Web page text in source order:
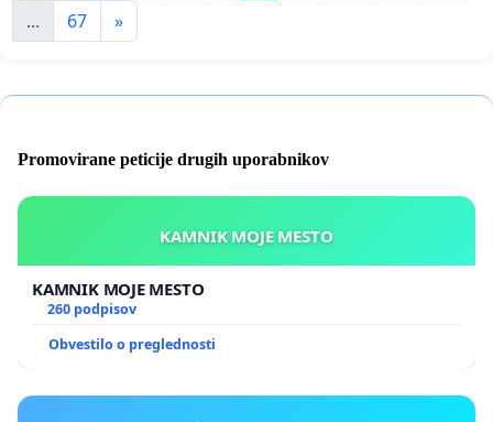
...
67 »
Promovirane peticije drugih uporabnikov
KAMNIK MOJE MESTO
KAMNIK MOJE MESTO
260 podpisov
Obvestilo o preglednosti